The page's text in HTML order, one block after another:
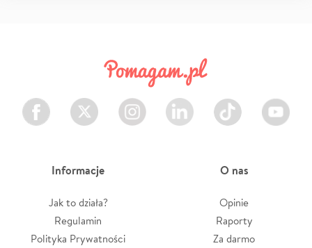
Facebook Twitter Instagram LinkedIn TikTok Youtube
Informacje
Jak to działa?
Regulamin
Polityka Prywatności
O nas
Opinie
Raporty
Za darmo